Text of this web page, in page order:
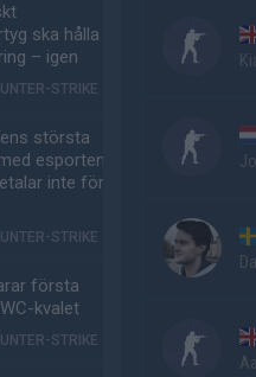
ska hålla
– igen
STRIKE
största
esporten:
inte för
STRIKE
första
kvalet
STRIKE